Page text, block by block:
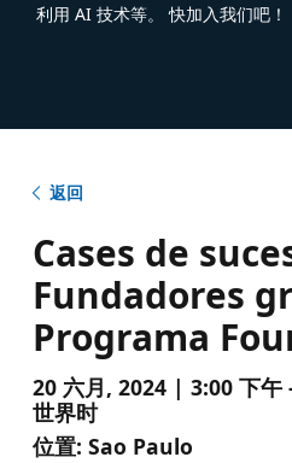
利用 AI 技术等。 快加入我们吧！
返回
Cases de
Fundadores
Programa
20 六月, 2024 | 3:00 下午
世界时
位置: Sao Paulo